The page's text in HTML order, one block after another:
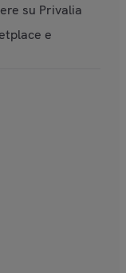
su Privalia
e